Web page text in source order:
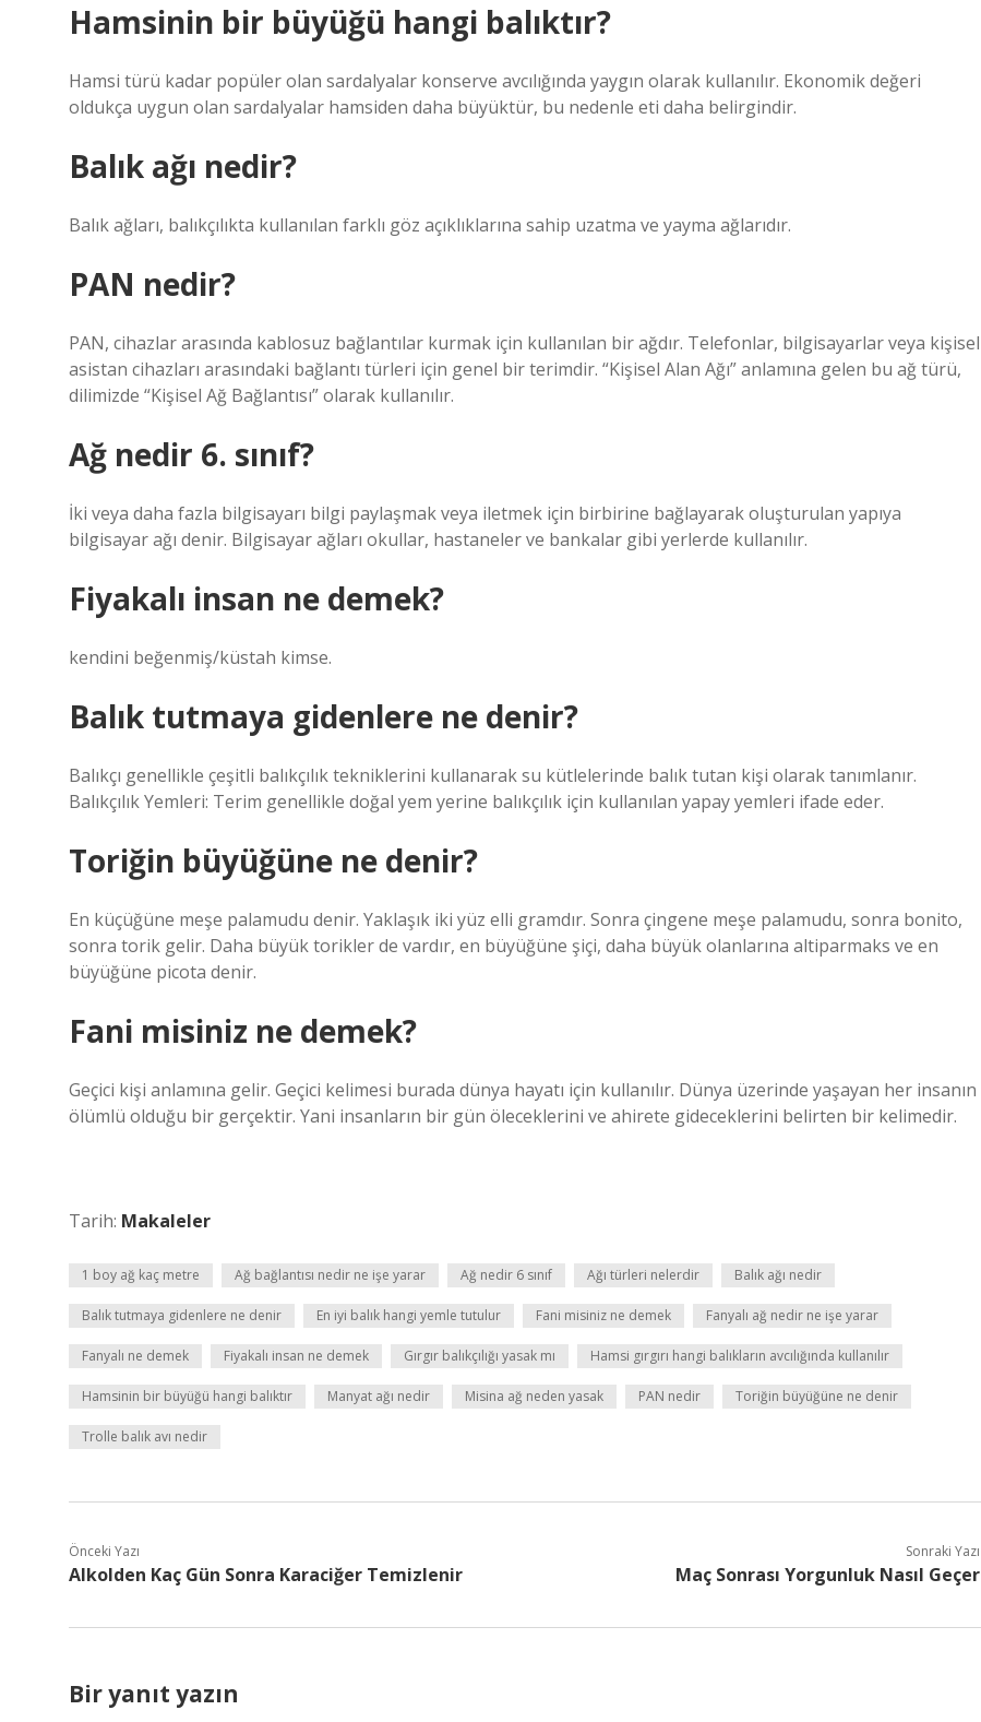
Hamsinin bir büyüğü hangi balıktır?
Hamsi türü kadar popüler olan sardalyalar konserve avcılığında yaygın olarak kullanılır. Ekonomik değeri
oldukça uygun olan sardalyalar hamsiden daha büyüktür, bu nedenle eti daha belirgindir.
Balık ağı nedir?
Balık ağları, balıkçılıkta kullanılan farklı göz açıklıklarına sahip uzatma ve yayma ağlarıdır.
PAN nedir?
PAN, cihazlar arasında kablosuz bağlantılar kurmak için kullanılan bir ağdır. Telefonlar, bilgisayarlar veya kişisel
asistan cihazları arasındaki bağlantı türleri için genel bir terimdir. “Kişisel Alan Ağı” anlamına gelen bu ağ türü,
dilimizde “Kişisel Ağ Bağlantısı” olarak kullanılır.
Ağ nedir 6. sınıf?
İki veya daha fazla bilgisayarı bilgi paylaşmak veya iletmek için birbirine bağlayarak oluşturulan yapıya
bilgisayar ağı denir. Bilgisayar ağları okullar, hastaneler ve bankalar gibi yerlerde kullanılır.
Fiyakalı insan ne demek?
kendini beğenmiş/küstah kimse.
Balık tutmaya gidenlere ne denir?
Balıkçı genellikle çeşitli balıkçılık tekniklerini kullanarak su kütlelerinde balık tutan kişi olarak tanımlanır.
Balıkçılık Yemleri: Terim genellikle doğal yem yerine balıkçılık için kullanılan yapay yemleri ifade eder.
Toriğin büyüğüne ne denir?
En küçüğüne meşe palamudu denir. Yaklaşık iki yüz elli gramdır. Sonra çingene meşe palamudu, sonra bonito,
sonra torik gelir. Daha büyük torikler de vardır, en büyüğüne şiçi, daha büyük olanlarına altiparmaks ve en
büyüğüne picota denir.
Fani misiniz ne demek?
Geçici kişi anlamına gelir. Geçici kelimesi burada dünya hayatı için kullanılır. Dünya üzerinde yaşayan her insanın
ölümlü olduğu bir gerçektir. Yani insanların bir gün öleceklerini ve ahirete gideceklerini belirten bir kelimedir.
Tarih: Makaleler
1 boy ağ kaç metre Ağ bağlantısı nedir ne işe yarar Ağ nedir 6 sınıf Ağı türleri nelerdir Balık ağı nedir
Balık tutmaya gidenlere ne denir En iyi balık hangi yemle tutulur Fani misiniz ne demek Fanyalı ağ nedir ne işe yarar
Fanyalı ne demek Fiyakalı insan ne demek Gırgır balıkçılığı yasak mı Hamsi gırgırı hangi balıkların avcılığında kullanılır
Hamsinin bir büyüğü hangi balıktır Manyat ağı nedir Misina ağ neden yasak PAN nedir Toriğin büyüğüne ne denir
Trolle balık avı nedir
Önceki Yazı
Alkolden Kaç Gün Sonra Karaciğer Temizlenir
Sonraki Yazı
Maç Sonrası Yorgunluk Nasıl Geçer
Bir yanıt yazın